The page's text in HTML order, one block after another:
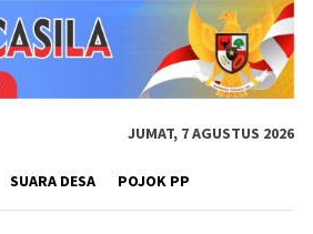
JUMAT, 7 AGUSTUS 2026
SUARA DESA POJOK PP